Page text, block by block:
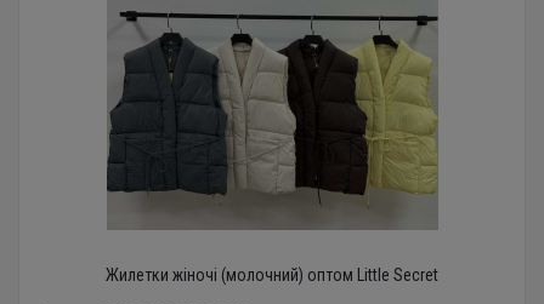
Жилетки жіночі (молочний) оптом Little Secret